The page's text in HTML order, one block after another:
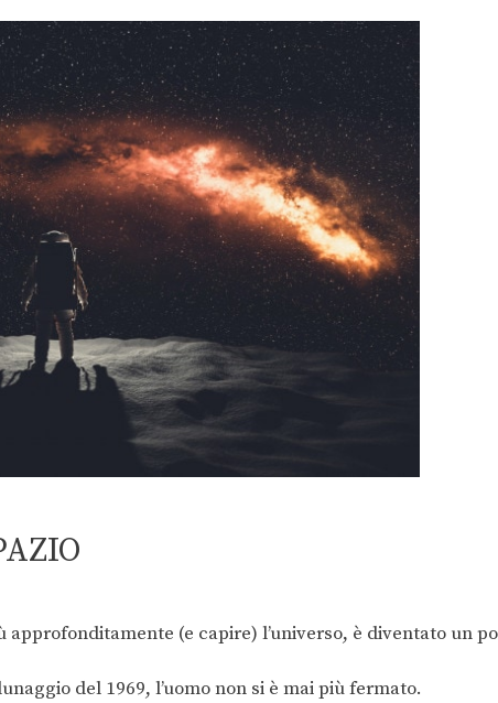
(e capire) l’universo, è diventato un
del 1969, l’uomo non si è mai più fermato.